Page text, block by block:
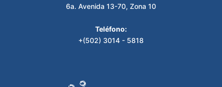
6a. Avenida 13-70, Zona 10
Teléfono:
+(502) 3014 - 5818